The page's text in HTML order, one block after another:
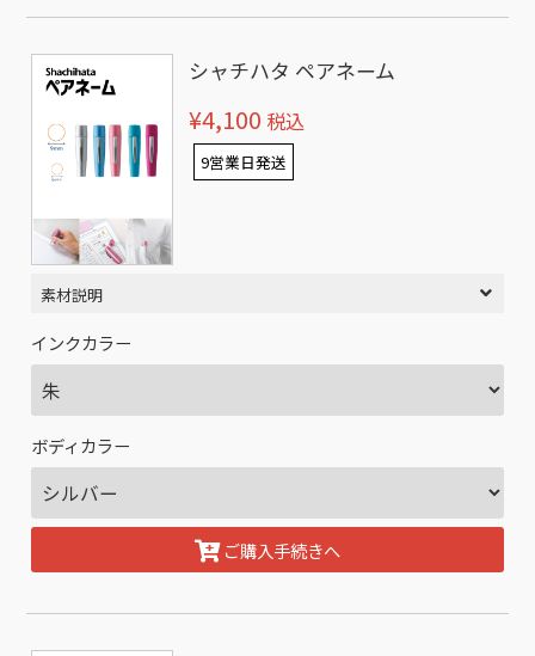
シャチハタ ペアネーム
¥4,100 税込
9営業日発送
素材説明
インクカラー
ボディカラー
ご購入手続きへ